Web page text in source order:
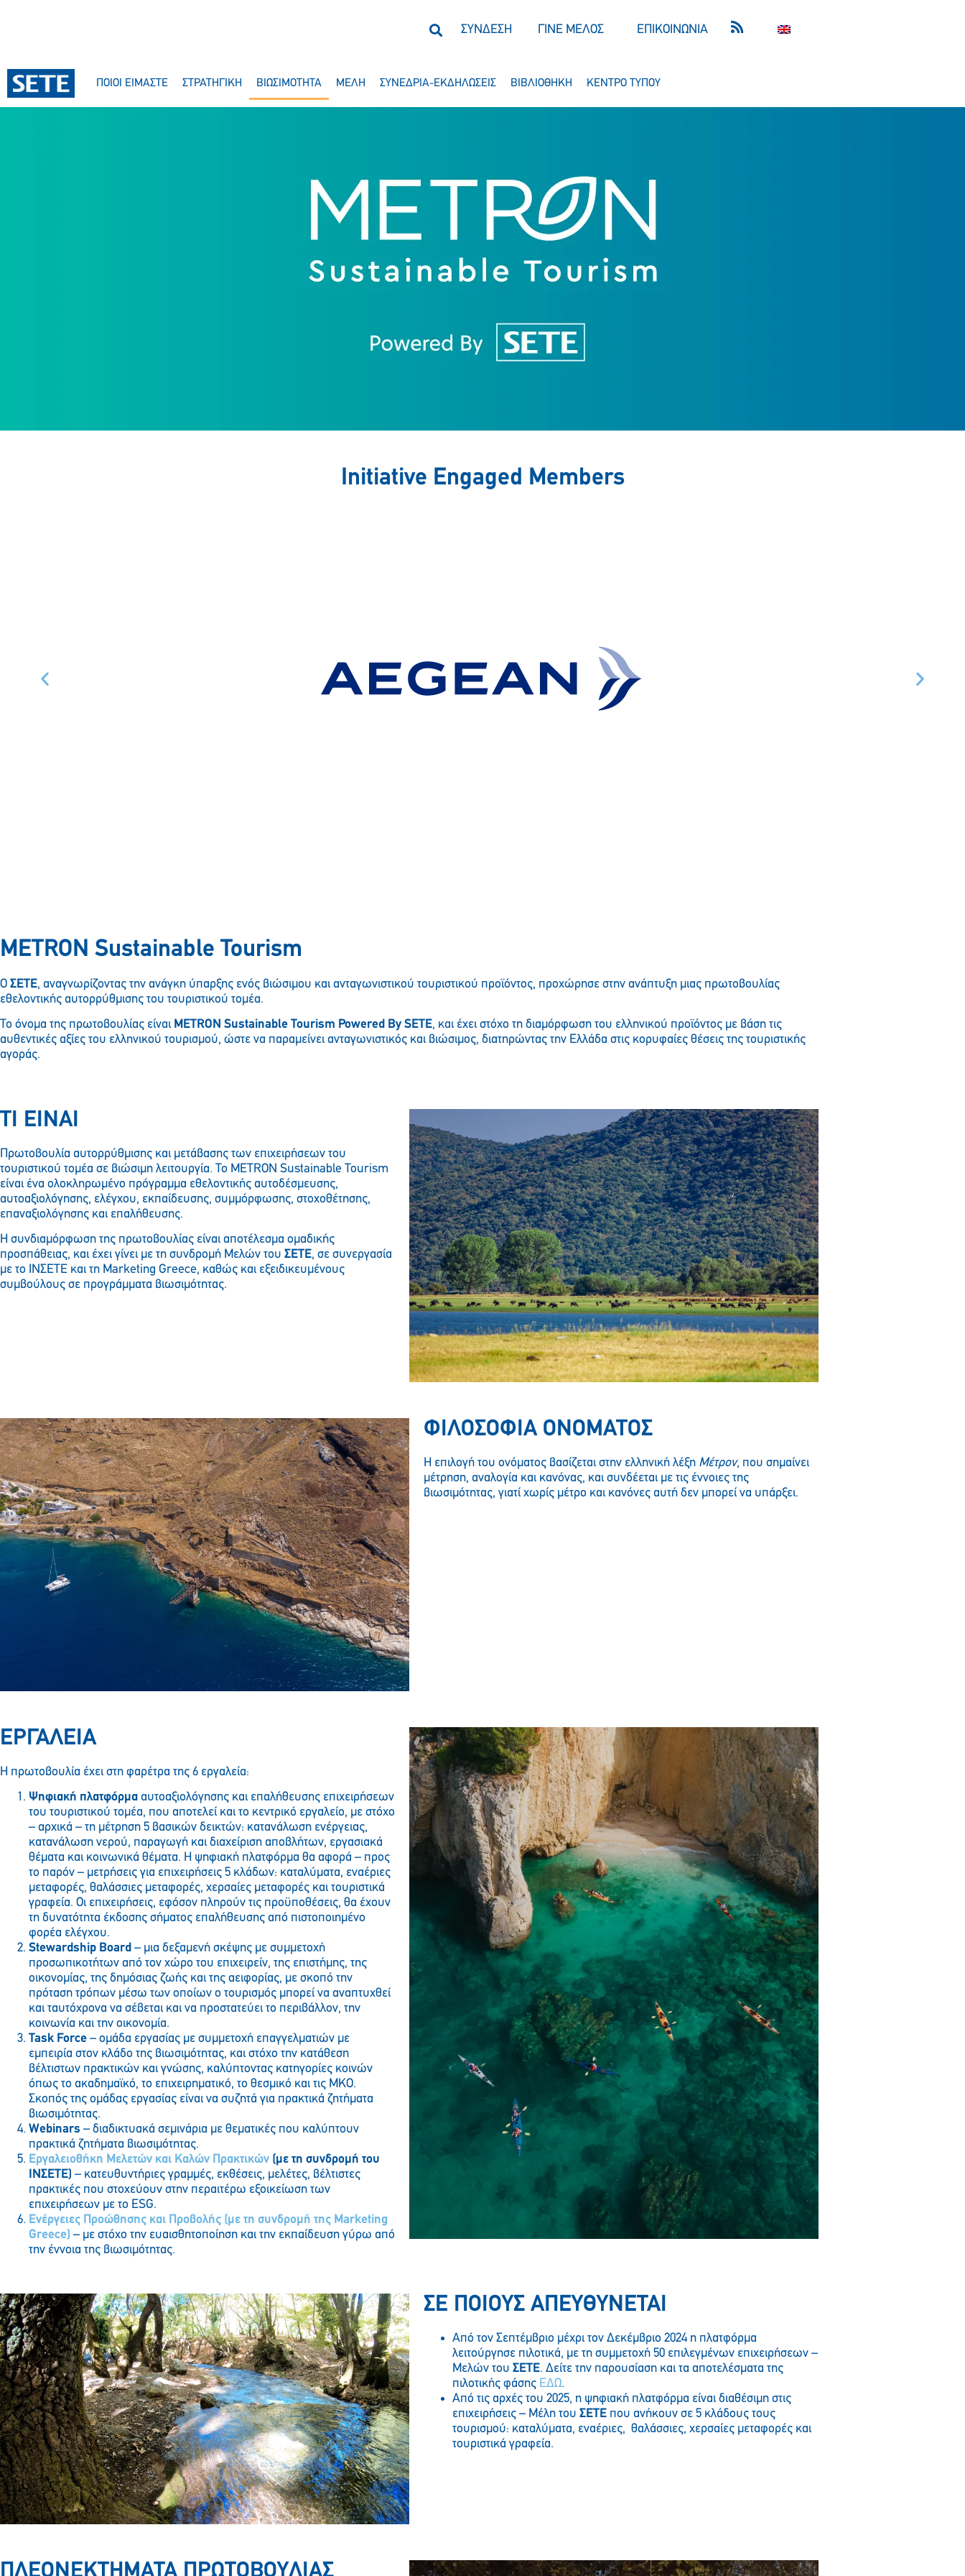
ΣΥΝΔΕΣΗ ΓΙΝΕ ΜΕΛΟΣ ΕΠΙΚΟΙΝΩΝΙΑ
ΠΟΙΟΙ ΕΙΜΑΣΤΕ ΣΤΡΑΤΗΓΙΚΗ ΒΙΩΣΙΜΟΤΗΤΑ ΜΕΛΗ ΣΥΝΕΔΡΙΑ-ΕΚΔΗΛΩΣΕΙΣ ΒΙΒΛΙΟΘΗΚΗ ΚΕΝΤΡΟ ΤΥΠΟΥ
Initiative Engaged Members
METRON Sustainable Tourism
Ο ΣΕΤΕ, αναγνωρίζοντας την ανάγκη ύπαρξης ενός βιώσιμου και ανταγωνιστικού τουριστικού προϊόντος, προχώρησε στην ανάπτυξη μιας πρωτοβουλίας
εθελοντικής αυτορρύθμισης του τουριστικού τομέα.
Το όνομα της πρωτοβουλίας είναι METRON Sustainable Tourism Powered By SETE, και έχει στόχο τη διαμόρφωση του ελληνικού προϊόντος με βάση τις
αυθεντικές αξίες του ελληνικού τουρισμού, ώστε να παραμείνει ανταγωνιστικός και βιώσιμος, διατηρώντας την Ελλάδα στις κορυφαίες θέσεις της τουριστικής
αγοράς.
ΤΙ ΕΙΝΑΙ
Πρωτοβουλία αυτορρύθμισης και μετάβασης των επιχειρήσεων του
τουριστικού τομέα σε βιώσιμη λειτουργία. Το METRON Sustainable Tourism
είναι ένα ολοκληρωμένο πρόγραμμα εθελοντικής αυτοδέσμευσης,
αυτοαξιολόγησης, ελέγχου, εκπαίδευσης, συμμόρφωσης, στοχοθέτησης,
επαναξιολόγησης και επαλήθευσης.
Η συνδιαμόρφωση της πρωτοβουλίας είναι αποτέλεσμα ομαδικής
προσπάθειας, και έχει γίνει με τη συνδρομή Μελών του ΣΕΤΕ, σε συνεργασία
με το ΙΝΣΕΤΕ και τη Marketing Greece, καθώς και εξειδικευμένους
συμβούλους σε προγράμματα βιωσιμότητας.
ΦΙΛΟΣΟΦΙΑ ΟΝΟΜΑΤΟΣ
Η επιλογή του ονόματος βασίζεται στην ελληνική λέξη Μέτρον, που σημαίνει
μέτρηση, αναλογία και κανόνας, και συνδέεται με τις έννοιες της
βιωσιμότητας, γιατί χωρίς μέτρο και κανόνες αυτή δεν μπορεί να υπάρξει.
ΕΡΓΑΛΕΙΑ
Η πρωτοβουλία έχει στη φαρέτρα της 6 εργαλεία:
Ψηφιακή πλατφόρμα αυτοαξιολόγησης και επαλήθευσης επιχειρήσεων
του τουριστικού τομέα, που αποτελεί και το κεντρικό εργαλείο, με στόχο
– αρχικά – τη μέτρηση 5 βασικών δεικτών: κατανάλωση ενέργειας,
κατανάλωση νερού, παραγωγή και διαχείριση αποβλήτων, εργασιακά
θέματα και κοινωνικά θέματα. Η ψηφιακή πλατφόρμα θα αφορά – προς
το παρόν – μετρήσεις για επιχειρήσεις 5 κλάδων: καταλύματα, εναέριες
μεταφορές, θαλάσσιες μεταφορές, χερσαίες μεταφορές και τουριστικά
γραφεία. Οι επιχειρήσεις, εφόσον πληρούν τις προϋποθέσεις, θα έχουν
τη δυνατότητα έκδοσης σήματος επαλήθευσης από πιστοποιημένο
φορέα ελέγχου.
Stewardship Board – μια δεξαμενή σκέψης με συμμετοχή
προσωπικοτήτων από τον χώρο του επιχειρείν, της επιστήμης, της
οικονομίας, της δημόσιας ζωής και της αειφορίας, με σκοπό την
πρόταση τρόπων μέσω των οποίων ο τουρισμός μπορεί να αναπτυχθεί
και ταυτόχρονα να σέβεται και να προστατεύει το περιβάλλον, την
κοινωνία και την οικονομία.
Task Force – ομάδα εργασίας με συμμετοχή επαγγελματιών με
εμπειρία στον κλάδο της βιωσιμότητας, και στόχο την κατάθεση
βέλτιστων πρακτικών και γνώσης, καλύπτοντας κατηγορίες κοινών
όπως το ακαδημαϊκό, το επιχειρηματικό, το θεσμικό και τις ΜΚΟ.
Σκοπός της ομάδας εργασίας είναι να συζητά για πρακτικά ζητήματα
βιωσιμότητας.
Webinars – διαδικτυακά σεμινάρια με θεματικές που καλύπτουν
πρακτικά ζητήματα βιωσιμότητας.
Εργαλειοθήκη Μελετών και Καλών Πρακτικών (με τη συνδρομή του
ΙΝΣΕΤΕ) – κατευθυντήριες γραμμές, εκθέσεις, μελέτες, βέλτιστες
πρακτικές που στοχεύουν στην περαιτέρω εξοικείωση των
επιχειρήσεων με το ESG.
Ενέργειες Προώθησης και Προβολής (με τη συνδρομή της Marketing
Greece) – με στόχο την ευαισθητοποίηση και την εκπαίδευση γύρω από
την έννοια της βιωσιμότητας.
ΣΕ ΠΟΙΟΥΣ ΑΠΕΥΘΥΝΕΤΑΙ
Από τον Σεπτέμβριο μέχρι τον Δεκέμβριο 2024 η πλατφόρμα
λειτούργησε πιλοτικά, με τη συμμετοχή 50 επιλεγμένων επιχειρήσεων –
Μελών του ΣΕΤΕ. Δείτε την παρουσίαση και τα αποτελέσματα της
πιλοτικής φάσης ΕΔΩ.
Από τις αρχές του 2025, η ψηφιακή πλατφόρμα είναι διαθέσιμη στις
επιχειρήσεις – Μέλη του ΣΕΤΕ που ανήκουν σε 5 κλάδους τους
τουρισμού: καταλύματα, εναέριες, θαλάσσιες, χερσαίες μεταφορές και
τουριστικά γραφεία.
ΠΛΕΟΝΕΚΤΗΜΑΤΑ ΠΡΩΤΟΒΟΥΛΙΑΣ